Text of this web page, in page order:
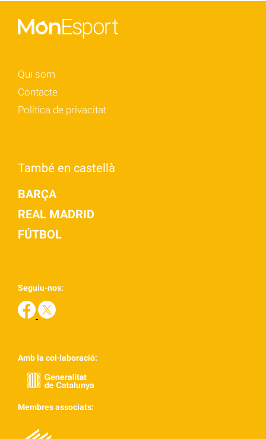
Qui som
Contacte
Política de privacitat
També en castellà
BARÇA
REAL MADRID
FÚTBOL
Seguiu-nos:
Amb la col·laboració:
Membres associats: